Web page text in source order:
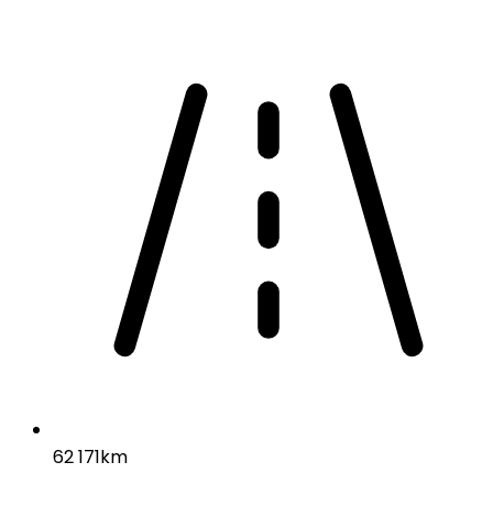
62 171km